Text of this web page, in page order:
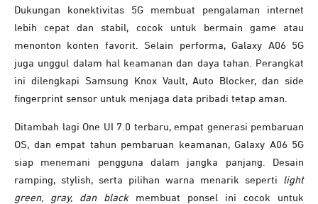
Dukungan konektivitas 5G membuat pengalaman internet
lebih cepat dan stabil, cocok untuk bermain game atau
menonton konten favorit. Selain performa, Galaxy A06 5G
juga unggul dalam hal keamanan dan daya tahan. Perangkat
ini dilengkapi Samsung Knox Vault, Auto Blocker, dan side
fingerprint sensor untuk menjaga data pribadi tetap aman.
Ditambah lagi One UI 7.0 terbaru, empat generasi pembaruan
OS, dan empat tahun pembaruan keamanan, Galaxy A06 5G
siap menemani pengguna dalam jangka panjang. Desain
ramping, stylish, serta pilihan warna menarik seperti light
green, gray, dan black membuat ponsel ini cocok untuk